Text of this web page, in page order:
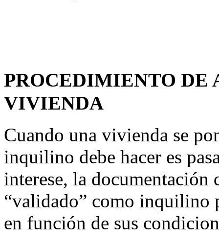
PROCEDIMIENTO DE
VIVIENDA
Cuando una vivienda se
inquilino debe hacer es
interese, la documentación
“validado” como inquilino
en función de sus